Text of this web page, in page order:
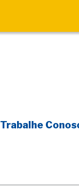
Trabalhe